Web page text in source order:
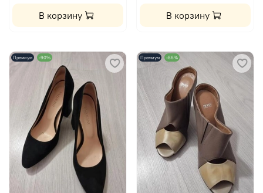
В корзину В корзину
Премиум -90% Премиум -86%